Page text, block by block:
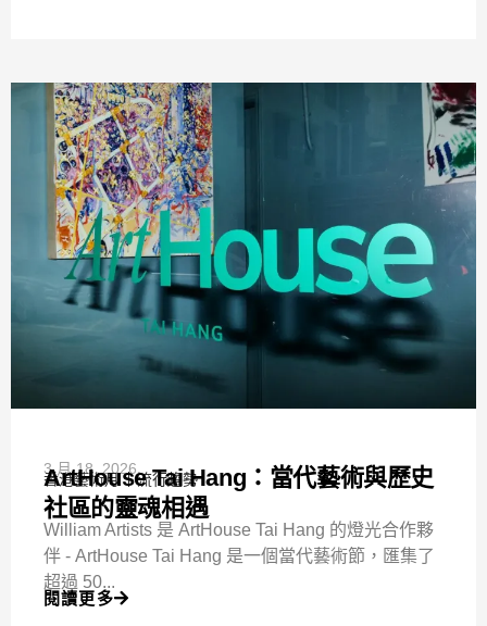
3 月 18, 2026
香港藝術月 流行趨勢
ArtHouse Tai Hang：當代藝術與歷史
社區的靈魂相遇
William Artists 是 ArtHouse Tai Hang 的燈光合作夥
伴 - ArtHouse Tai Hang 是一個當代藝術節，匯集了
超過 50...
閱讀更多